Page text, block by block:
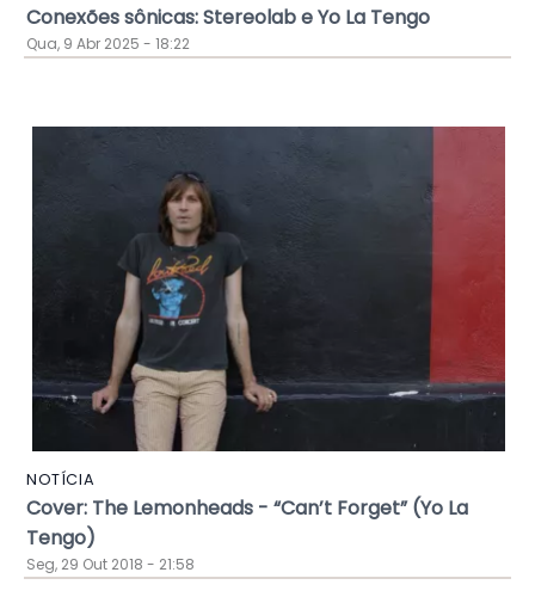
Conexões sônicas: Stereolab e Yo La Tengo
Qua, 9 Abr 2025 - 18:22
NOTÍCIA
Cover: The Lemonheads - “Can’t Forget” (Yo La
Tengo)
Seg, 29 Out 2018 - 21:58